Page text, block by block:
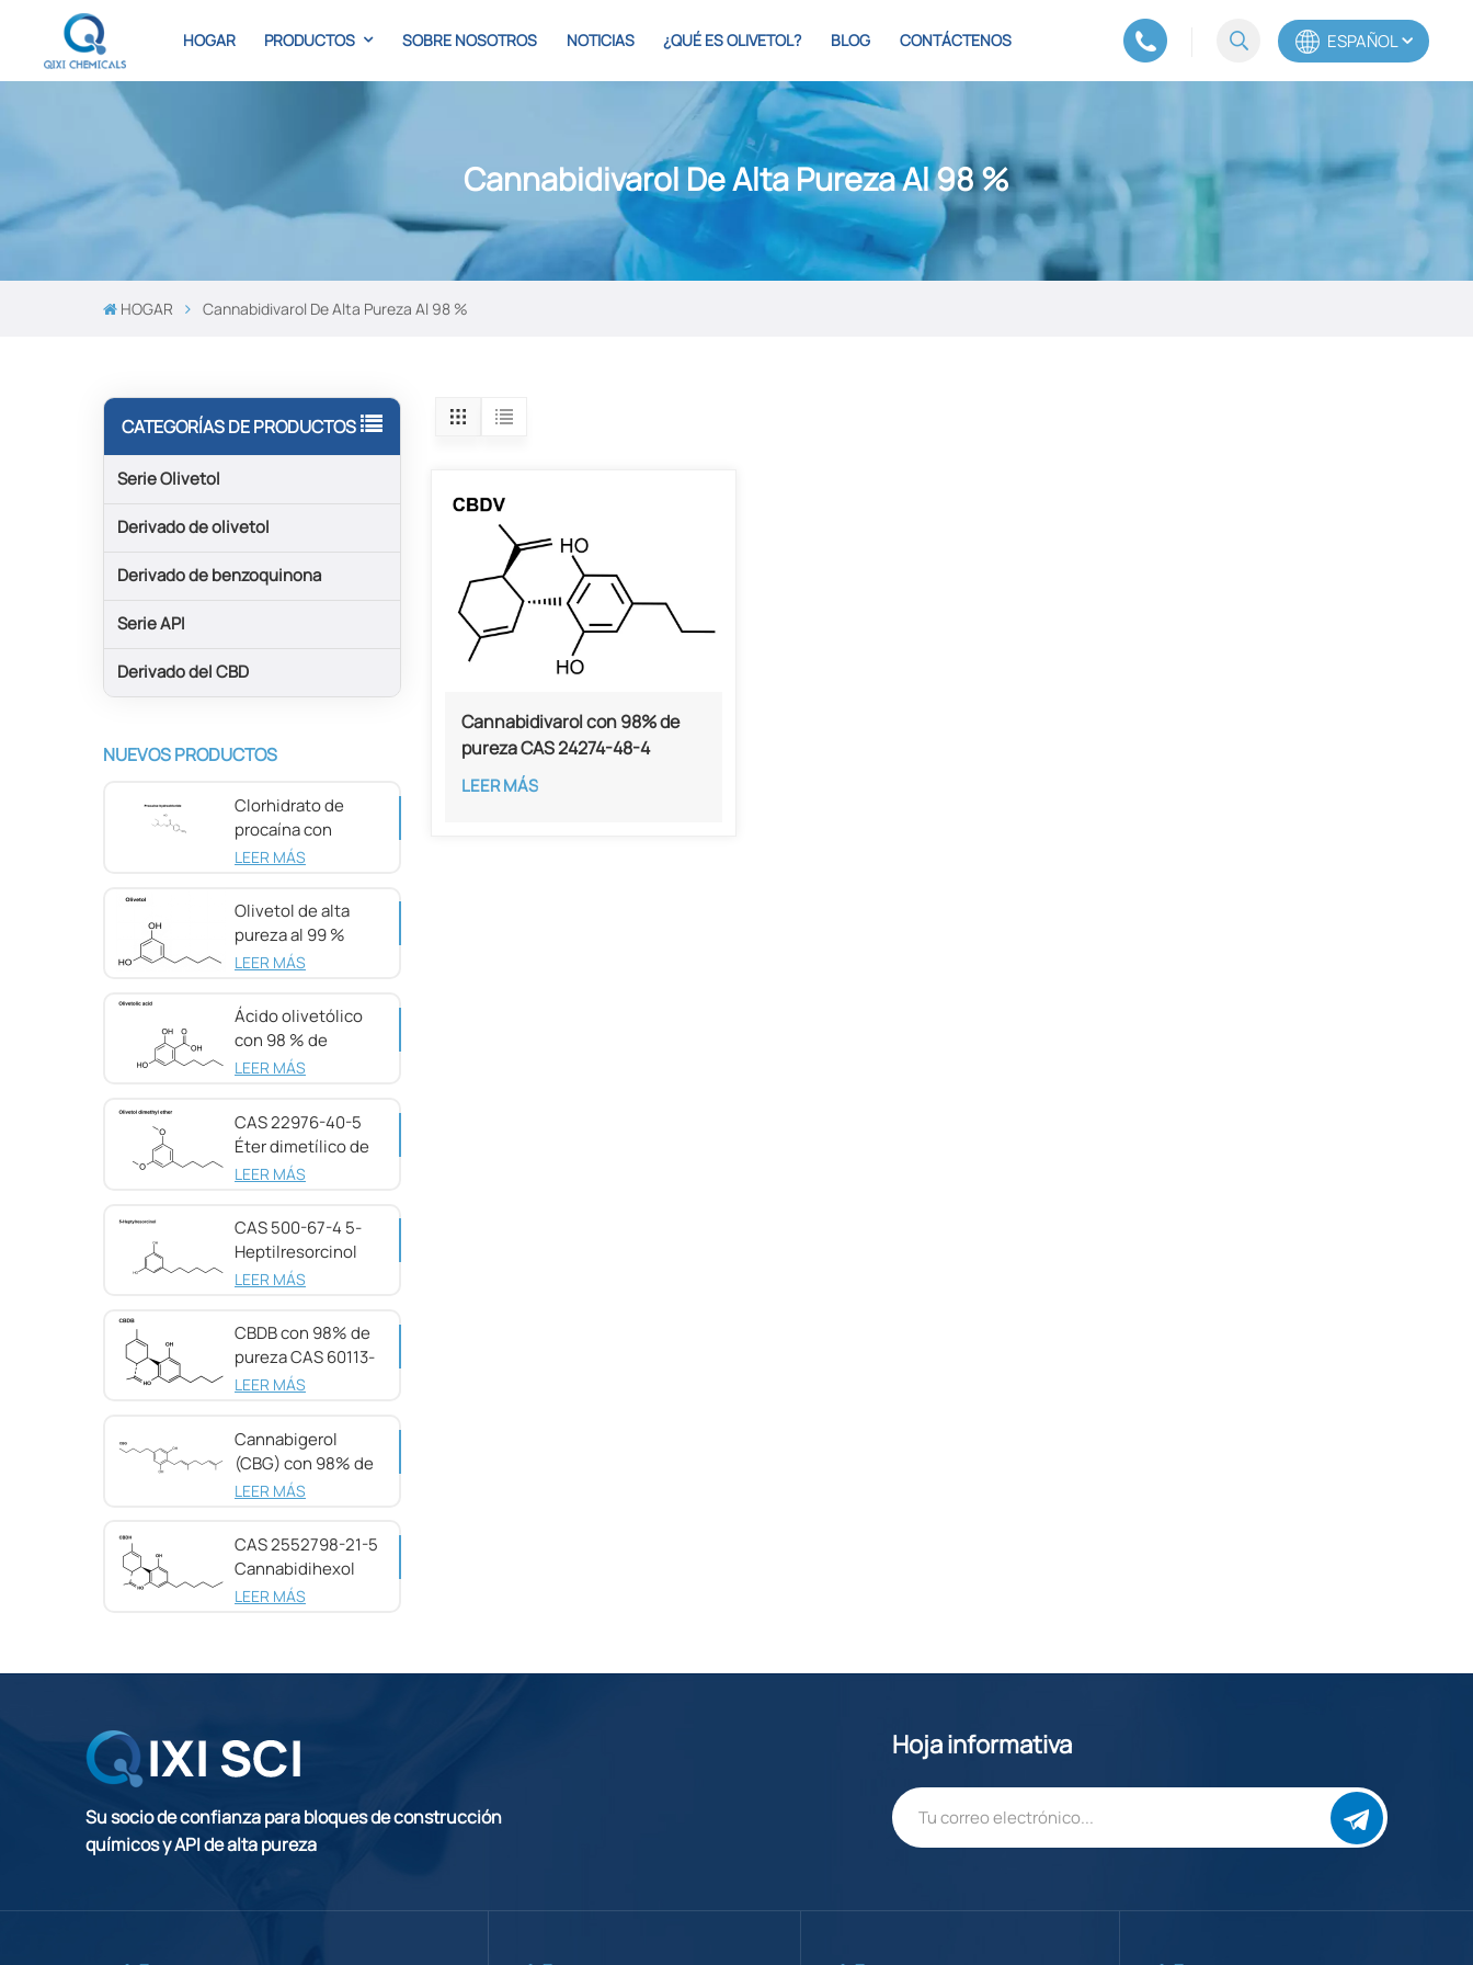
HOGAR PRODUCTOS SOBRE NOSOTROS NOTICIAS ¿QUÉ ES OLIVETOL? BLOG CONTÁCTENOS ESPAÑOL
Español
Cannabidivarol De Alta Pureza Al 98 %
HOGAR Cannabidivarol De Alta Pureza Al 98 %
CATEGORÍAS DE PRODUCTOS
Serie Olivetol
Derivado de olivetol
Derivado de benzoquinona
Serie API
Derivado del CBD
NUEVOS PRODUCTOS
Clorhidrato de
procaína con
pureza del 98 %
LEER MÁS
Olivetol de alta
pureza al 99 %
CAS 500-66-3
LEER MÁS
Ácido olivetólico
con 98 % de
pureza CAS 491-
LEER MÁS
CAS 22976-40-5
Éter dimetílico de
olivetol, 98 %
LEER MÁS
CAS 500-67-4 5-
Heptilresorcinol
con 99 % de
LEER MÁS
CBDB con 98% de
pureza CAS 60113-
11-3
LEER MÁS
Cannabigerol
(CBG) con 98% de
pureza CAS
LEER MÁS
CAS 2552798-21-5
Cannabidihexol
(CBDH), 98%
LEER MÁS
Cannabidivarol con 98% de
pureza CAS 24274-48-4
LEER MÁS
Su socio de confianza para bloques de construcción
químicos y API de alta pureza
Hoja informativa